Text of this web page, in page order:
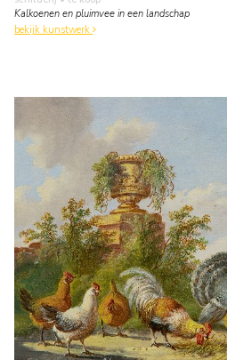
Kalkoenen en pluimvee in een landschap
bekijk kunstwerk